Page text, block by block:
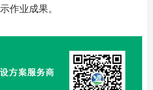
作业成果。